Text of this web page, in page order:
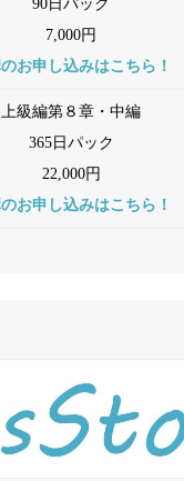
90日パック
7,000円
お申し込みはこちら！
上級編第８章・中編
365日パック
22,000円
お申し込みはこちら！